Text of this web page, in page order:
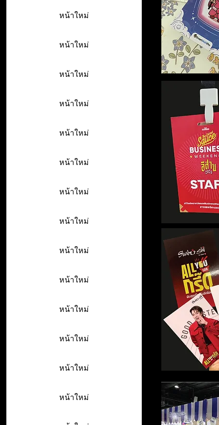
หน้าใหม่
หน้าใหม่
หน้าใหม่
หน้าใหม่
หน้าใหม่
หน้าใหม่
หน้าใหม่
หน้าใหม่
หน้าใหม่
หน้าใหม่
หน้าใหม่
หน้าใหม่
หน้าใหม่
หน้าใหม่